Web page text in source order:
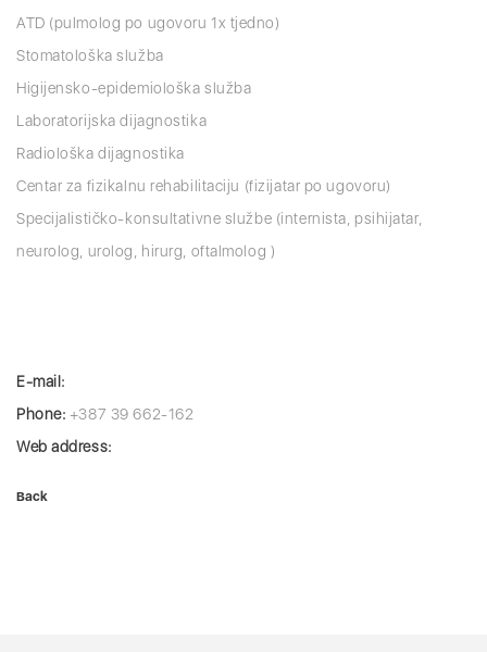
ATD (pulmolog po ugovoru 1x tjedno)
Stomatološka služba
Higijensko-epidemiološka služba
Laboratorijska dijagnostika
Radiološka dijagnostika
Centar za fizikalnu rehabilitaciju (fizijatar po ugovoru)
Specijalističko-konsultativne službe (internista, psihijatar,
neurolog, urolog, hirurg, oftalmolog )
E-mail:
Phone: +387 39 662-162
Web address:
Back